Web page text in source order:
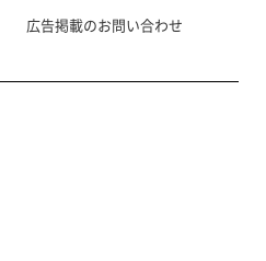
広告掲載のお問い合わせ